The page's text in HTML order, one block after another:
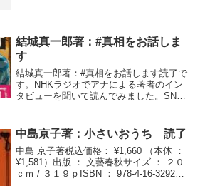
結城真一郎著：#真相をお話しま
す
結城真一郎著：#真相をお話します読了で
す。NHKラジオでアナによる著者のイン
タビューを聞いて読んでみました。SNS
えるかも」みたいなショートストーリで
す。フィクションか...
中島京子著：小さいおうち 読了
中島 京子著税込価格： ¥1,660 （本体 ：
¥1,581）出版 ： 文藝春秋サイズ ： ２０
ｃｍ / ３１９ｐISBN ： 978-4-16-329230-